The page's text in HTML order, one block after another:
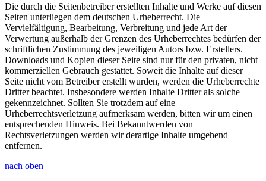
Die durch die Seitenbetreiber erstellten Inhalte und Werke auf diesen
Seiten unterliegen dem deutschen Urheberrecht. Die
Vervielfältigung, Bearbeitung, Verbreitung und jede Art der
Verwertung außerhalb der Grenzen des Urheberrechtes bedürfen der
schriftlichen Zustimmung des jeweiligen Autors bzw. Erstellers.
Downloads und Kopien dieser Seite sind nur für den privaten, nicht
kommerziellen Gebrauch gestattet. Soweit die Inhalte auf dieser
Seite nicht vom Betreiber erstellt wurden, werden die Urheberrechte
Dritter beachtet. Insbesondere werden Inhalte Dritter als solche
gekennzeichnet. Sollten Sie trotzdem auf eine
Urheberrechtsverletzung aufmerksam werden, bitten wir um einen
entsprechenden Hinweis. Bei Bekanntwerden von
Rechtsverletzungen werden wir derartige Inhalte umgehend
entfernen.
nach oben